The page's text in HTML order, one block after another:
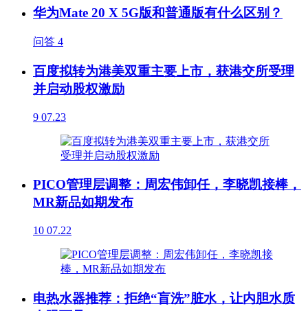
华为Mate 20 X 5G版和普通版有什么区别？
问答 4
百度拟转为港美双重主要上市，获港交所受理
并启动股权激励
9 07.23
PICO管理层调整：周宏伟卸任，李晓凯接棒，
MR新品如期发布
10 07.22
电热水器推荐：拒绝“盲洗”脏水，让内胆水质